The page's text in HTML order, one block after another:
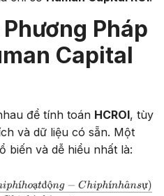
Pháp
Capital
để tính toán HCROI , tùy
và dữ liệu có sẵn. Một
biến và dễ hiểu nhất là: